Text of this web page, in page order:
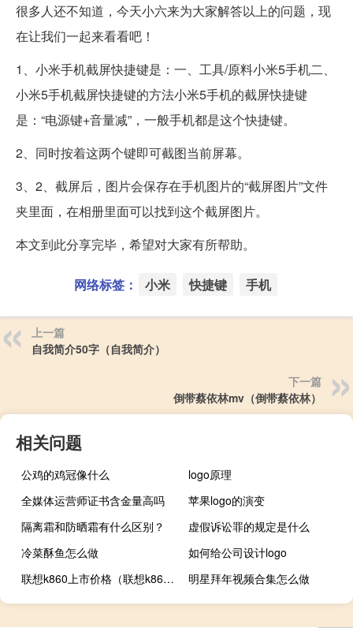
很多人还不知道，今天小六来为大家解答以上的问题，现
在让我们一起来看看吧！
1、小米手机截屏快捷键是：一、工具/原料小米5手机二、
小米5手机截屏快捷键的方法小米5手机的截屏快捷键
是：“电源键+音量减”，一般手机都是这个快捷键。
2、同时按着这两个键即可截图当前屏幕。
3、2、截屏后，图片会保存在手机图片的“截屏图片”文件
夹里面，在相册里面可以找到这个截屏图片。
本文到此分享完毕，希望对大家有所帮助。
网络标签： 小米 快捷键 手机
上一篇
自我简介50字（自我简介）
下一篇
倒带蔡依林mv（倒带蔡依林）
相关问题
公鸡的鸡冠像什么
logo原理
全媒体运营师证书含金量高吗
苹果logo的演变
隔离霜和防晒霜有什么区别？
虚假诉讼罪的规定是什么
冷菜酥鱼怎么做
如何给公司设计logo
联想k860上市价格（联想k860）
明星拜年视频合集怎么做